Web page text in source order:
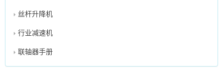
丝杆升降机
行业减速机
联轴器手册